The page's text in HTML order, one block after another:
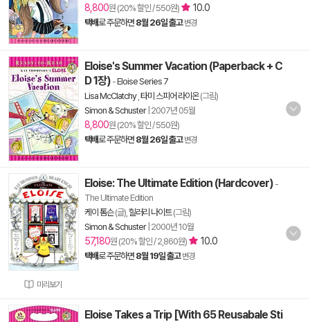
8,800원 (20% 할인 / 550원) 10.0
택배로 주문하면 8월 26일 출고 변경
Eloise's Summer Vacation (Paperback + C
D 1장) -Eloise Series 7
Lisa McClatchy, 타미 스피어 라이온(그림)
Simon & Schuster| 2007년 05월
8,800원 (20% 할인 / 550원)
택배로 주문하면 8월 26일 출고 변경
미리보기
Eloise: The Ultimate Edition (Hardcover) -
The Ultimate Edition
케이 톰슨(글), 힐러리 나이트(그림)
Simon & Schuster| 2000년 10월
57,180원 (20% 할인 / 2,860원) 10.0
택배로 주문하면 8월 19일 출고 변경
Eloise Takes a Trip [With 65 Reusabale Sti